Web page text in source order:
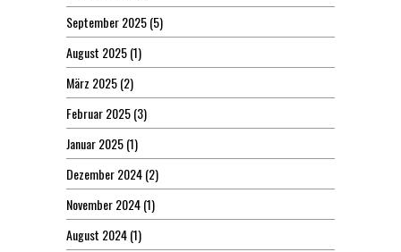
September 2025(5)
August 2025(1)
März 2025(2)
Februar 2025(3)
Januar 2025(1)
Dezember 2024(2)
November 2024(1)
August 2024(1)